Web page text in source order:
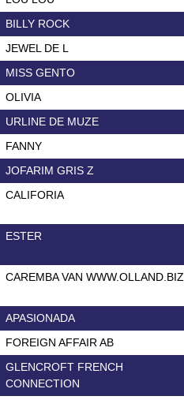
BILLY ROCK
JEWEL DE L
MISS GENTO
OLIVIA
URLINE DE MUZE
FANNY
JOFARIM GRIS Z
CALIFORIA
ESTER
CAREMBA VAN WWW.OLLAND.BIZ
APASIONADA
FOREIGN AFFAIR AB
GLENCROFT FRENCH
CONNECTION